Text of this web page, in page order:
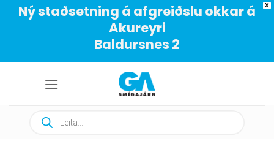
X
Ný staðsetning á afgreiðslu okkar á
Akureyri
Baldursnes 2
search